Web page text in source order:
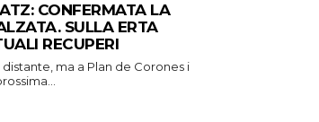
CONFERMATA LA
SULLA ERTA
RECUPERI
ma a Plan de Corones i